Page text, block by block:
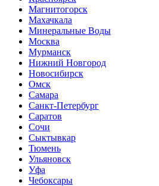
Магнитогорск
Махачкала
Минеральные Воды
Москва
Мурманск
Нижний Новгород
Новосибирск
Омск
Самара
Санкт-Петербург
Саратов
Сочи
Сыктывкар
Тюмень
Ульяновск
Уфа
Чебоксары